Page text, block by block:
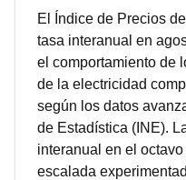
El Índice de Precios
tasa interanual en
el comportamiento de
de la electricidad
según los datos
de Estadística (INE).
interanual en el
escalada